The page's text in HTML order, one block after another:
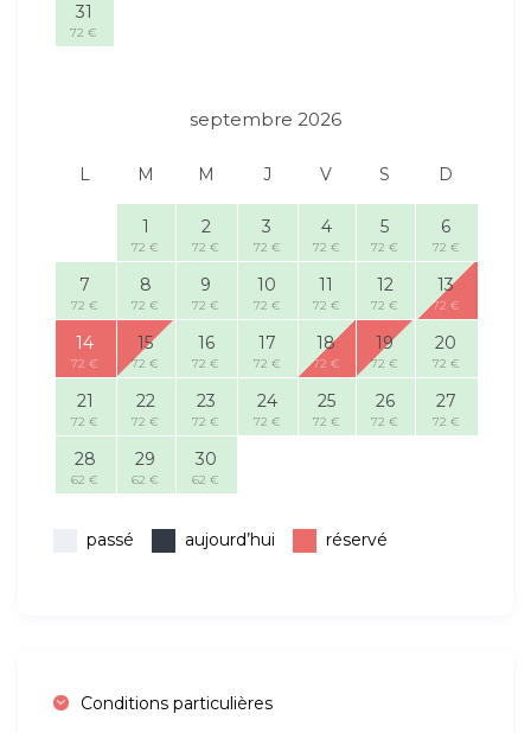
31
72 €
septembre 2026
L M M J V S D
1
72 €
2
72 €
3
72 €
4
72 €
5
72 €
6
72 €
7
72 €
8
72 €
9
72 €
10
72 €
11
72 €
12
72 €
13
72 €
14
72 €
15
72 €
16
72 €
17
72 €
18
72 €
19
72 €
20
72 €
21
72 €
22
72 €
23
72 €
24
72 €
25
72 €
26
72 €
27
72 €
28
62 €
29
62 €
30
62 €
passé aujourd’hui réservé
Conditions particulières